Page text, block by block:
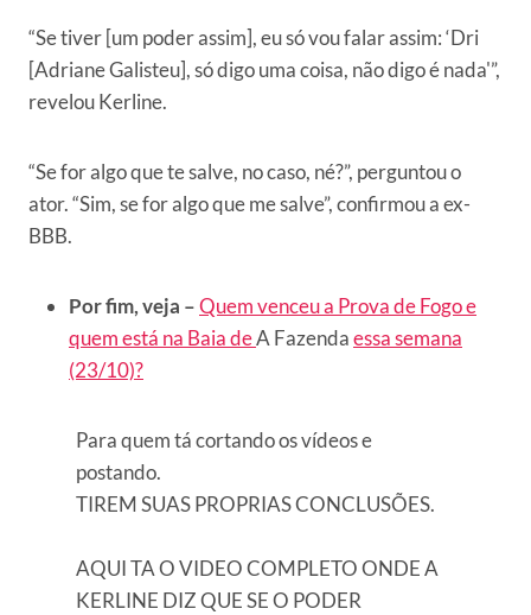
“Se tiver [um poder assim], eu só vou falar assim: ‘Dri
[Adriane Galisteu], só digo uma coisa, não digo é nada'”,
revelou Kerline.
“Se for algo que te salve, no caso, né?”, perguntou o
ator. “Sim, se for algo que me salve”, confirmou a ex-
BBB.
Por fim, veja –Quem venceu a Prova de Fogo e
quem está na Baia deA Fazendaessa semana
(23/10)?
Para quem tá cortando os vídeos e
postando.
TIREM SUAS PROPRIAS CONCLUSÕES.
AQUI TA O VIDEO COMPLETO ONDE A
KERLINE DIZ QUE SE O PODER